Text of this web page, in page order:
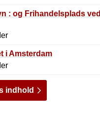
: og Frihandelsplads ved
i Amsterdam
indhold